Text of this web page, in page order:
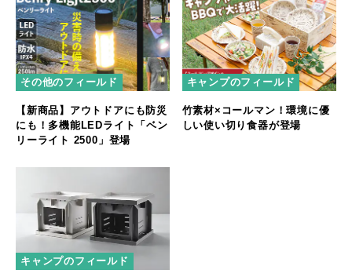
その他のフィールド
【新商品】アウトドアにも防災
にも！多機能LEDライト「ベン
リーライト 2500」登場
キャンプのフィールド
竹素材×コールマン！環境に優
しい使い切り食器が登場
キャンプのフィールド